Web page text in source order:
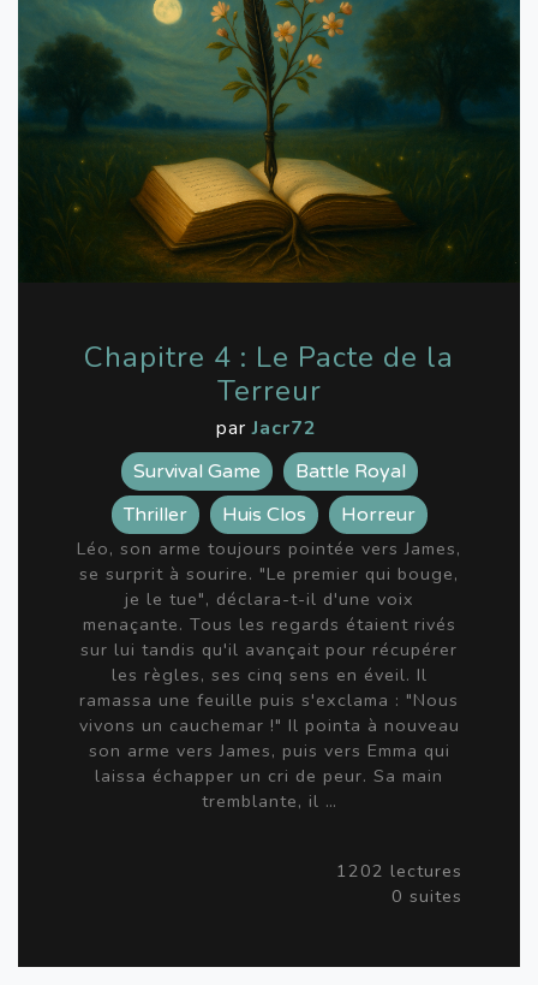
Chapitre 4 : Le Pacte de la
Terreur
parJacr72
Survival Game
Battle Royal
Thriller
Huis Clos
Horreur
Léo, son arme toujours pointée vers James,
se surprit à sourire. "Le premier qui bouge,
je le tue", déclara-t-il d'une voix
menaçante. Tous les regards étaient rivés
sur lui tandis qu'il avançait pour récupérer
les règles, ses cinq sens en éveil. Il
ramassa une feuille puis s'exclama : "Nous
vivons un cauchemar !" Il pointa à nouveau
son arme vers James, puis vers Emma qui
laissa échapper un cri de peur. Sa main
tremblante, il …
1202 lectures
0 suites